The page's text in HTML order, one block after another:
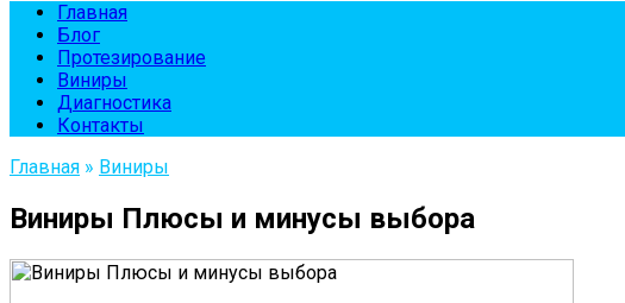
Главная
Блог
Протезирование
Виниры
Диагностика
Контакты
Главная » Виниры
Виниры Плюсы и минусы выбора